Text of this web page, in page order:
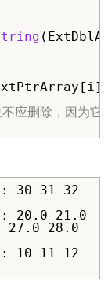
删除，因为
30 31 32
20.0 21.0
27.0 28.0
10 11 12